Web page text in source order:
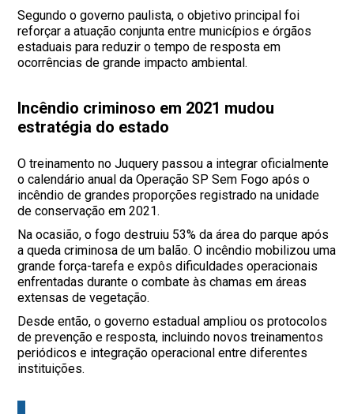
Segundo o governo paulista, o objetivo principal foi
reforçar a atuação conjunta entre municípios e órgãos
estaduais para reduzir o tempo de resposta em
ocorrências de grande impacto ambiental.
Incêndio criminoso em 2021 mudou
estratégia do estado
O treinamento no Juquery passou a integrar oficialmente
o calendário anual da Operação SP Sem Fogo após o
incêndio de grandes proporções registrado na unidade
de conservação em 2021.
Na ocasião, o fogo destruiu 53% da área do parque após
a queda criminosa de um balão. O incêndio mobilizou uma
grande força-tarefa e expôs dificuldades operacionais
enfrentadas durante o combate às chamas em áreas
extensas de vegetação.
Desde então, o governo estadual ampliou os protocolos
de prevenção e resposta, incluindo novos treinamentos
periódicos e integração operacional entre diferentes
instituições.